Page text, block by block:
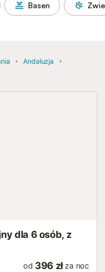
Basen
Andaluzja
dla 6 osób, z
od 396 zł za noc